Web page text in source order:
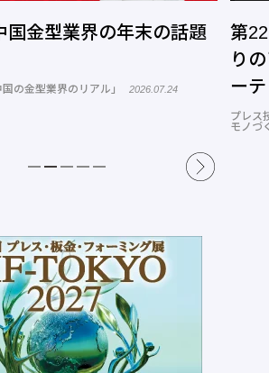
第22回 自らAIを駆使してモノ
りのアプリ、システムを開発す
ーテック
プレス技術 連載「キラリ光る！塑性加工分野の